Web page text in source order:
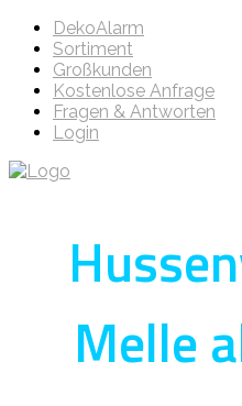
DekoAlarm
Sortiment
Großkunden
Kostenlose Anfrage
Fragen & Antworten
Login
Melle